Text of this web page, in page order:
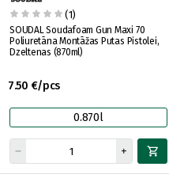
(1)
SOUDAL Soudafoam Gun Maxi 70
Poliuretāna Montāžas Putas Pistolei,
Dzeltenas (870ml)
7.50 €/pcs
0.870l